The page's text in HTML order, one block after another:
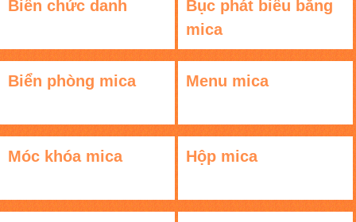
Biển chức danh
Bục phát biểu bằng
mica
Biển phòng mica Menu mica
Móc khóa mica Hộp mica